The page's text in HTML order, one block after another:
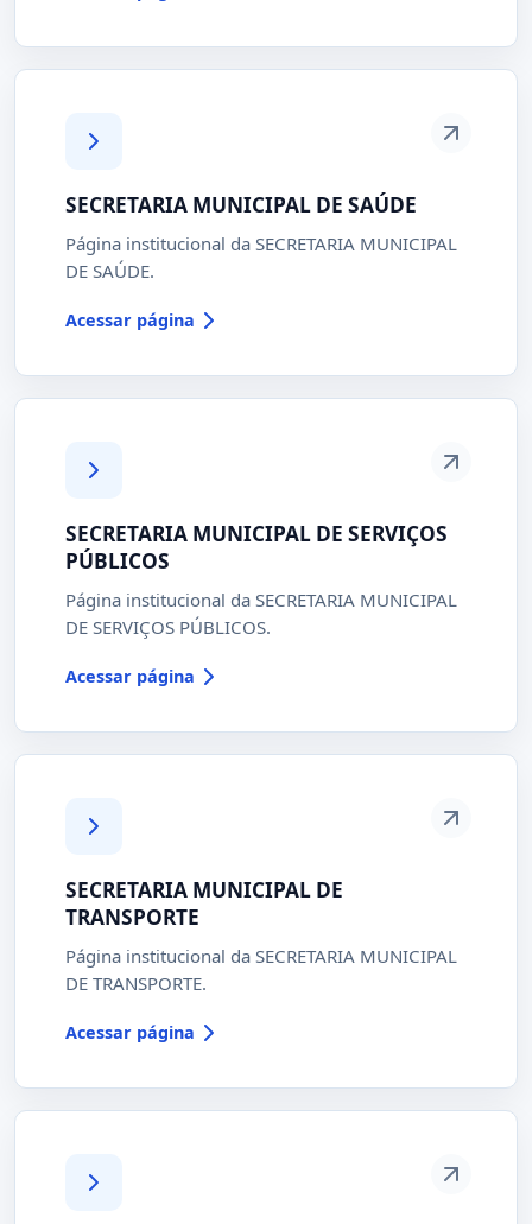
SECRETARIA MUNICIPAL DE SAÚDE
Página institucional da SECRETARIA MUNICIPAL
DE SAÚDE.
Acessar página
SECRETARIA MUNICIPAL DE SERVIÇOS
PÚBLICOS
Página institucional da SECRETARIA MUNICIPAL
DE SERVIÇOS PÚBLICOS.
Acessar página
SECRETARIA MUNICIPAL DE
TRANSPORTE
Página institucional da SECRETARIA MUNICIPAL
DE TRANSPORTE.
Acessar página